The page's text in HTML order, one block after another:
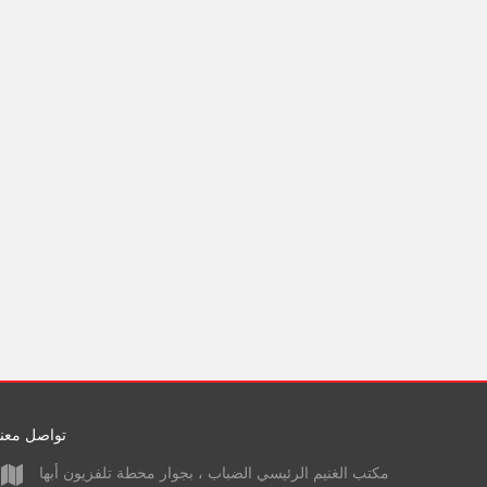
تواصل
مكتب الغنيم الرئيسي الضباب ، بجوار محطة تلفزيون أبها